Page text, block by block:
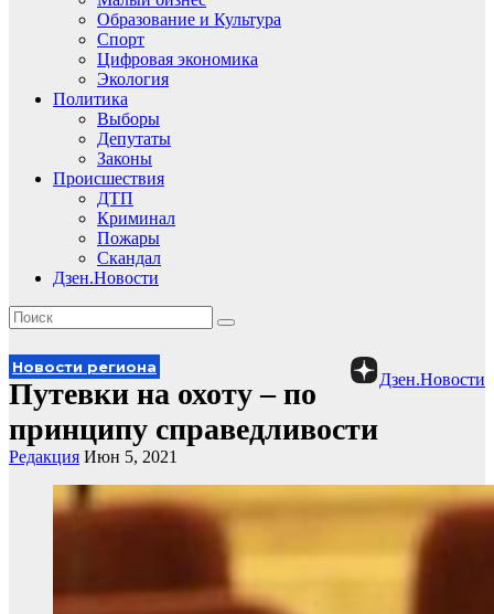
Образование и Культура
Спорт
Цифровая экономика
Экология
Политика
Выборы
Депутаты
Законы
Происшествия
ДТП
Криминал
Пожары
Скандал
Дзен.Новости
Дзен.Новости
Новости региона
Путевки на охоту – по
принципу справедливости
Редакция Июн 5, 2021